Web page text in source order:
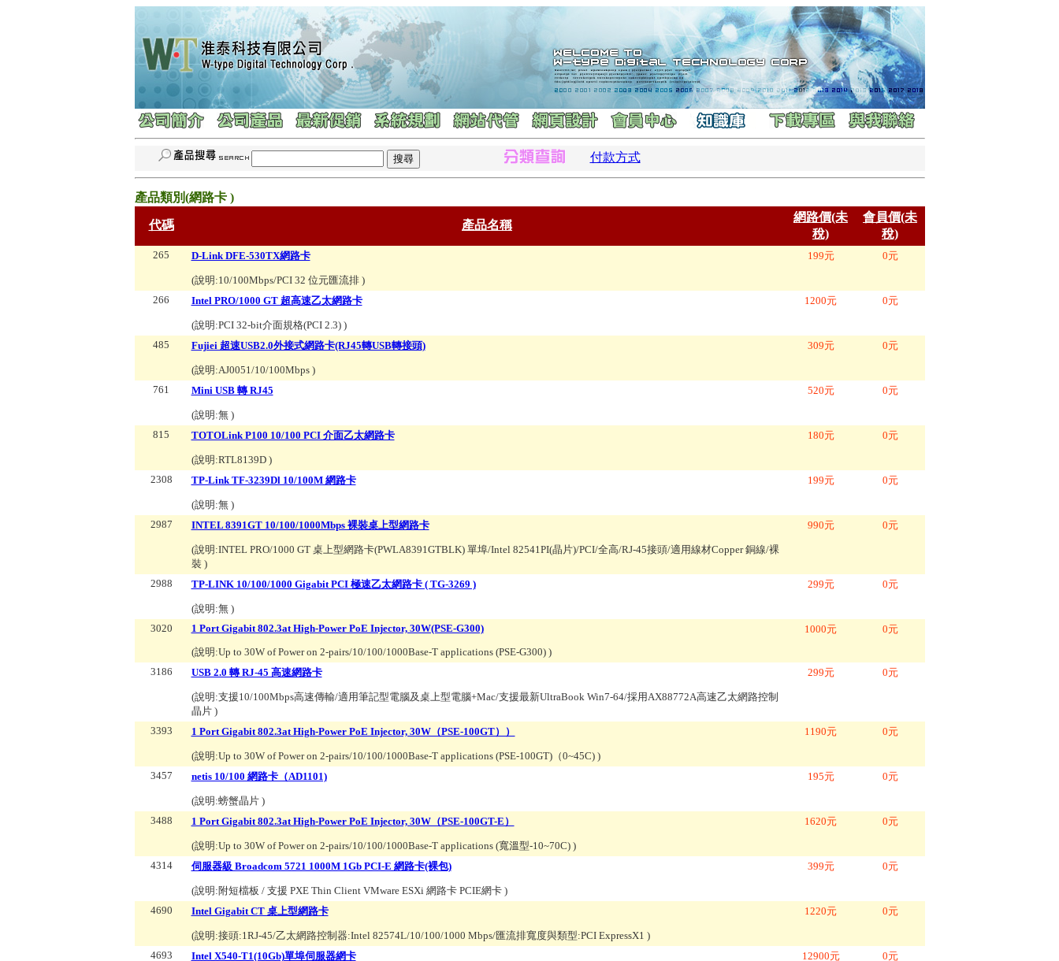
付款方式
產品類別(網路卡)
代碼 產品名稱
網路價(未
稅)
會員價(未
稅)
265 D-Link DFE-530TX網路卡
(說明:10/100Mbps/PCI 32 位元匯流排 )
199元 0元
266 Intel PRO/1000 GT 超高速乙太網路卡
(說明:PCI 32-bit介面規格(PCI 2.3) )
1200元 0元
485 Fujiei 超速USB2.0外接式網路卡(RJ45轉USB轉接頭)
(說明:AJ0051/10/100Mbps )
309元 0元
761 Mini USB 轉 RJ45
(說明:無 )
520元 0元
815 TOTOLink P100 10/100 PCI 介面乙太網路卡
(說明:RTL8139D )
180元 0元
2308 TP-Link TF-3239Dl 10/100M 網路卡
(說明:無 )
199元 0元
2987 INTEL 8391GT 10/100/1000Mbps 裸裝桌上型網路卡
(說明:INTEL PRO/1000 GT 桌上型網路卡(PWLA8391GTBLK) 單埠/Intel 82541PI(晶片)/PCI/全高/RJ-45接頭/適用線材Copper 銅線/裸
裝 )
990元 0元
2988 TP-LINK 10/100/1000 Gigabit PCI 極速乙太網路卡 ( TG-3269 )
(說明:無 )
299元 0元
3020
1 Port Gigabit 802.3at High-Power PoE Injector, 30W(PSE-G300)
(說明:Up to 30W of Power on 2-pairs/10/100/1000Base-T applications (PSE-G300) )
1000元 0元
3186 USB 2.0 轉 RJ-45 高速網路卡
(說明:支援10/100Mbps高速傳輸/適用筆記型電腦及桌上型電腦+Mac/支援最新UltraBook Win7-64/採用AX88772A高速乙太網路控制
晶片 )
299元 0元
3393 1 Port Gigabit 802.3at High-Power PoE Injector, 30W（PSE-100GT））
(說明:Up to 30W of Power on 2-pairs/10/100/1000Base-T applications (PSE-100GT)（0~45C) )
1190元 0元
3457 netis 10/100 網路卡（AD1101)
(說明:螃蟹晶片 )
195元 0元
3488 1 Port Gigabit 802.3at High-Power PoE Injector, 30W（PSE-100GT-E）
(說明:Up to 30W of Power on 2-pairs/10/100/1000Base-T applications (寬溫型-10~70C) )
1620元 0元
4314 伺服器級 Broadcom 5721 1000M 1Gb PCI-E 網路卡(裸包)
(說明:附短檔板 / 支援 PXE Thin Client VMware ESXi 網路卡 PCIE網卡 )
399元 0元
4690 Intel Gigabit CT 桌上型網路卡
(說明:接頭:1RJ-45/乙太網路控制器:Intel 82574L/10/100/1000 Mbps/匯流排寬度與類型:PCI ExpressX1 )
1220元 0元
4693 Intel X540-T1(10Gb)單埠伺服器網卡 12900元 0元